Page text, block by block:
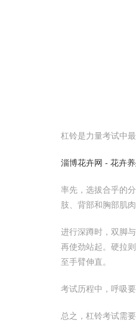
杠铃是力量考试中
淄博花卉网 - 花卉
率先，选拔合乎的
肢、背部和胸部肌肉
进行深蹲时，双脚
再使劲站起。硬拉
至手臂伸直。
考试历程中，呼吸
总之，杠铃考试需